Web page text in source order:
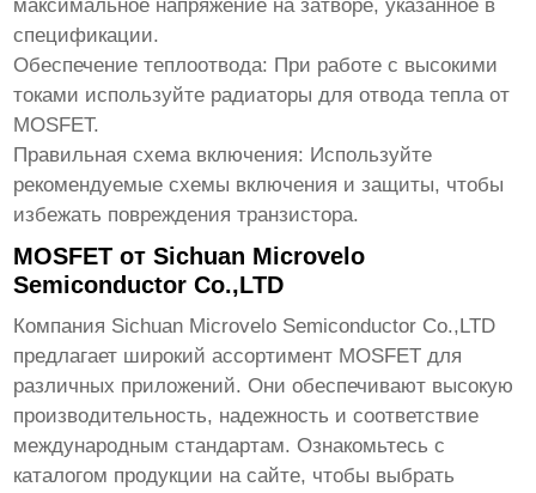
максимальное напряжение на затворе, указанное в
спецификации.
Обеспечение теплоотвода: При работе с высокими
токами используйте радиаторы для отвода тепла от
MOSFET.
Правильная схема включения: Используйте
рекомендуемые схемы включения и защиты, чтобы
избежать повреждения транзистора.
MOSFET от Sichuan Microvelo
Semiconductor Co.,LTD
Компания Sichuan Microvelo Semiconductor Co.,LTD
предлагает широкий ассортимент MOSFET для
различных приложений. Они обеспечивают высокую
производительность, надежность и соответствие
международным стандартам. Ознакомьтесь с
каталогом продукции на сайте, чтобы выбрать